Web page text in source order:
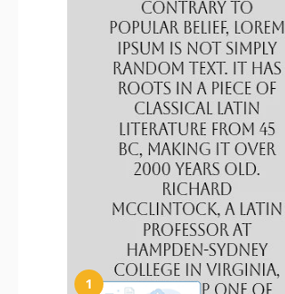
So verwenden und
1